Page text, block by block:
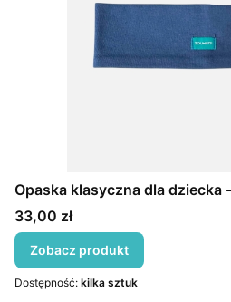
Opaska klasyczna dla dziecka
Cena
33,00 zł
Zobacz produkt
Dostępność: kilka sztuk